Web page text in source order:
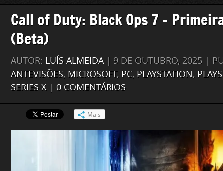
Call of Duty: Black Ops 7 –
(Beta)
AUTOR: LUÍS ALMEIDA| 9 DE OUTUBRO, 2025 |
ANTEVISÕES, MICROSOFT, PC, PLAYSTATION,
SERIES X| 0 COMENTÁRIOS
Mais